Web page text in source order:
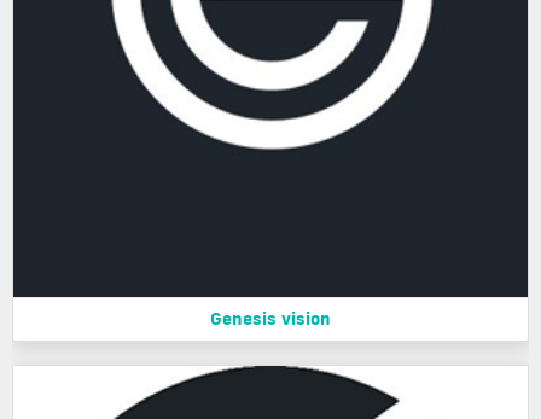
Genesis vision